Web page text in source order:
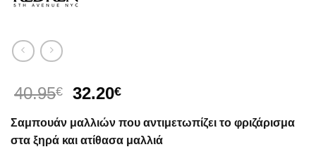
40.95€
Original
was:
40.95€.
32.20€Η
τιμή
είναι:
Σαμπουάν μαλλιών που αντιμετωπίζει το φριζάρισμα
στα ξηρά και ατίθασα μαλλιά